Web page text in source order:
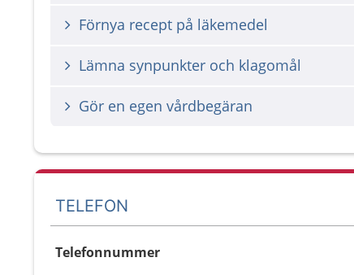
Förnya recept på läkemedel
Lämna synpunkter och klagomål
Gör en egen vårdbegäran
TELEFON
Telefonnummer